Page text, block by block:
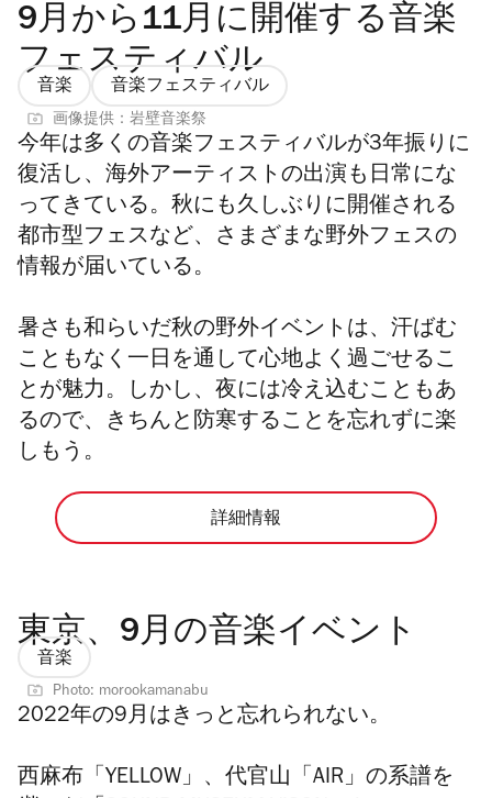
9月から11月に開催する音楽
フェスティバル
音楽 音楽フェスティバル
画像提供：岩壁音楽祭
今年は多くの音楽フェスティバルが3年振りに
復活し、海外アーティストの出演も日常にな
ってきている。秋にも久しぶりに開催される
都市型フェスなど、さまざまな野外フェスの
情報が届いている。
暑さも和らいだ秋の野外イベントは、汗ばむ
こともなく一日を通して心地よく過ごせるこ
とが魅力。しかし、夜には冷え込むこともあ
るので、きちんと防寒することを忘れずに楽
しもう。
詳細情報
東京、9月の音楽イベント
音楽
Photo: morookamanabu
2022年の9月はきっと忘れられない。
西麻布「YELLOW」、代官山「AIR」の系譜を